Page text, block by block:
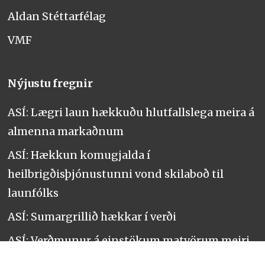
Aldan Stéttarfélag
VMF
Nýjustu fregnir
ASÍ: Lægri laun hækkuðu hlutfallslega meira á
almenna markaðnum
ASÍ: Hækkun komugjalda í
heilbrigðisþjónustunni vond skilaboð til
launfólks
ASÍ: Sumargrillið hækkar í verði
ASÍ: Verðmunur á einstökum matvörum meiri